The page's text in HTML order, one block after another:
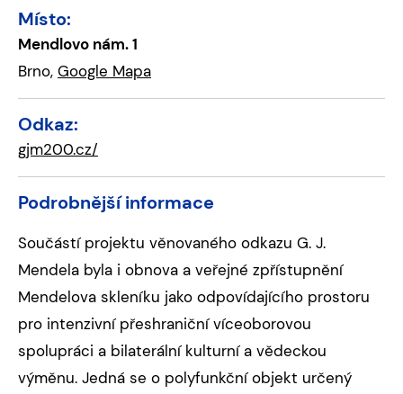
Místo:
Mendlovo nám. 1
Brno, Google Mapa
Odkaz:
gjm200.cz/
Podrobnější informace
Součástí projektu věnovaného odkazu G. J.
Mendela byla i obnova a veřejné zpřístupnění
Mendelova skleníku jako odpovídajícího prostoru
pro intenzivní přeshraniční víceoborovou
spolupráci a bilaterální kulturní a vědeckou
výměnu. Jedná se o polyfunkční objekt určený